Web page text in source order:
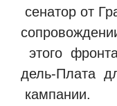
сенатор от
этого
дель-Плата
кампании.